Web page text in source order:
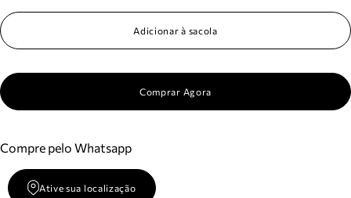
Adicionar à sacola
Comprar Agora
Compre pelo Whatsapp
Ative sua localização